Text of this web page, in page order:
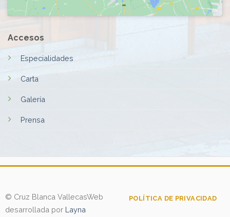
Accesos
Especialidades
Carta
Galería
Prensa
© Cruz Blanca VallecasWeb
desarrollada por Layna
POLÍTICA DE PRIVACIDAD